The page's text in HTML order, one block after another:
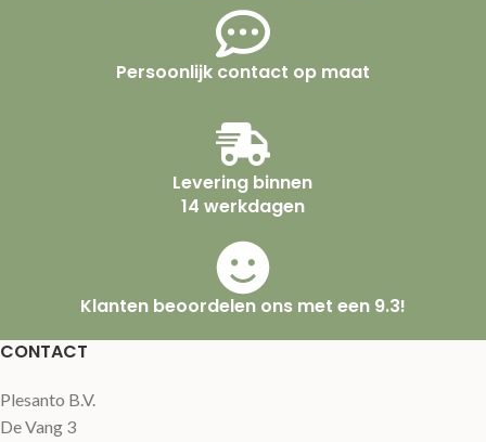
Persoonlijk contact op maat
Levering binnen
14 werkdagen
Klanten beoordelen ons met een 9.3!
CONTACT
Plesanto B.V.
De Vang 3